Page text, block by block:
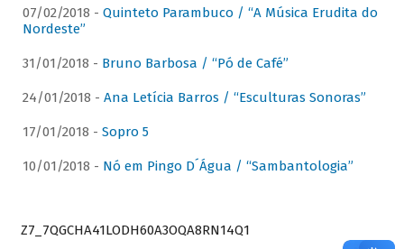
07/02/2018 - Quinteto Parambuco / “A Música Erudita do
Nordeste”
31/01/2018 - Bruno Barbosa / “Pó de Café”
24/01/2018 - Ana Letícia Barros / “Esculturas Sonoras”
17/01/2018 - Sopro 5
10/01/2018 - Nó em Pingo D´Água / “Sambantologia”
Z7_7QGCHA41LODH60A3OQA8RN14Q1